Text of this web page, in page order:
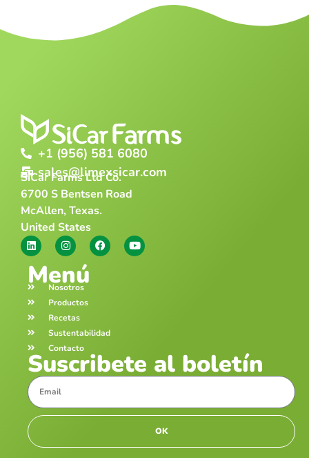
+1 (956) 581 6080
sales@limexsicar.com
SiCar Farms Ltd Co.
6700 S Bentsen Road
McAllen, Texas.
United States
Menú
Nosotros
Productos
Recetas
Sustentabilidad
Contacto
Suscribete al boletín
OK